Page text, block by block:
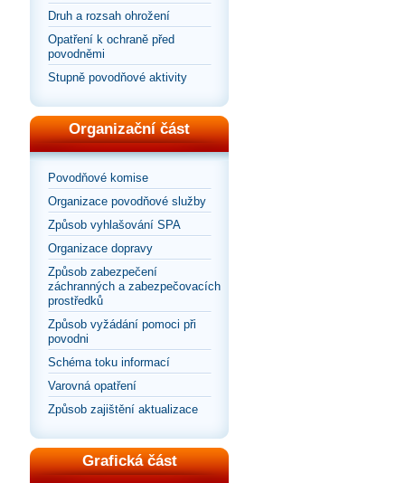
Druh a rozsah ohrožení
Opatření k ochraně před
povodněmi
Stupně povodňové aktivity
Organizační část
Povodňové komise
Organizace povodňové služby
Způsob vyhlašování SPA
Organizace dopravy
Způsob zabezpečení
záchranných a zabezpečovacích
prostředků
Způsob vyžádání pomoci při
povodni
Schéma toku informací
Varovná opatření
Způsob zajištění aktualizace
Grafická část